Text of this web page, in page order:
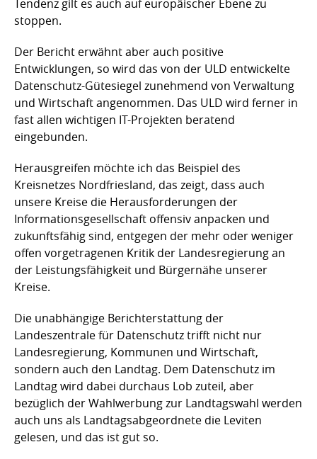
Tendenz gilt es auch auf europäischer Ebene zu
stoppen.
Der Bericht erwähnt aber auch positive
Entwicklungen, so wird das von der ULD entwickelte
Datenschutz-Gütesiegel zunehmend von Verwaltung
und Wirtschaft angenommen. Das ULD wird ferner in
fast allen wichtigen IT-Projekten beratend
eingebunden.
Herausgreifen möchte ich das Beispiel des
Kreisnetzes Nordfriesland, das zeigt, dass auch
unsere Kreise die Herausforderungen der
Informationsgesellschaft offensiv anpacken und
zukunftsfähig sind, entgegen der mehr oder weniger
offen vorgetragenen Kritik der Landesregierung an
der Leistungsfähigkeit und Bürgernähe unserer
Kreise.
Die unabhängige Berichterstattung der
Landeszentrale für Datenschutz trifft nicht nur
Landesregierung, Kommunen und Wirtschaft,
sondern auch den Landtag. Dem Datenschutz im
Landtag wird dabei durchaus Lob zuteil, aber
bezüglich der Wahlwerbung zur Landtagswahl werden
auch uns als Landtagsabgeordnete die Leviten
gelesen, und das ist gut so.